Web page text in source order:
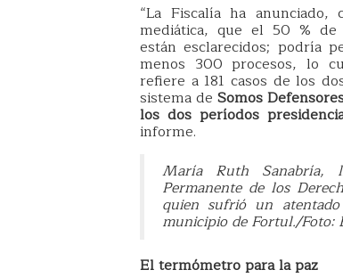
“La Fiscalía ha anunciado,
mediática, que el 50 % de
están esclarecidos; podría
menos 300 procesos, lo
refiere a 181 casos de los
sistema deSomos
los dos períodos
informe.
María Ruth Sanabría,
Permanente de los
quien sufrió un
municipio de Fortul./Foto:
El termómetro para la paz